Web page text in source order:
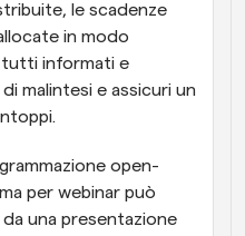
le scadenze
in modo
informati e
malintesi e assicuri un
open-
per webinar può
una presentazione